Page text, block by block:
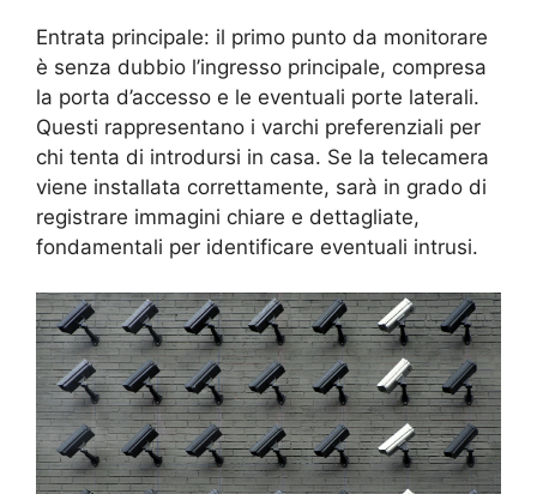
Entrata principale: il primo punto da monitorare
è senza dubbio l’ingresso principale, compresa
la porta d’accesso e le eventuali porte laterali.
Questi rappresentano i varchi preferenziali per
chi tenta di introdursi in casa. Se la telecamera
viene installata correttamente, sarà in grado di
registrare immagini chiare e dettagliate,
fondamentali per identificare eventuali intrusi.